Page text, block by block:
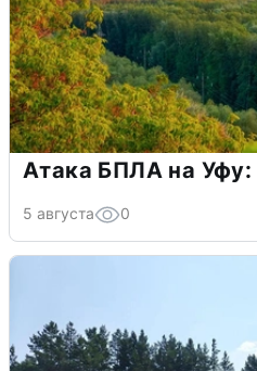
Атака БПЛА на
5 августа 0